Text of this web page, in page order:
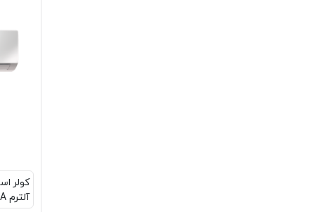
آلترم IAC-30C/XA-TS/AA